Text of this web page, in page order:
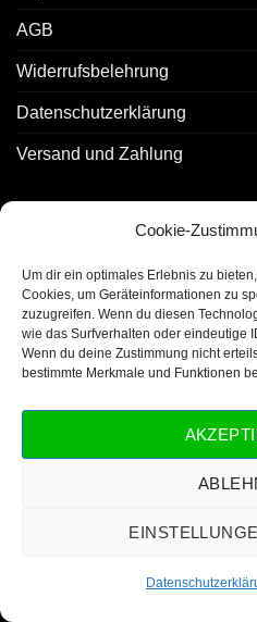
Cookie-
Um dir ein optimales Erlebnis zu
Cookies, um Geräteinformationen zu
zuzugreifen. Wenn du diesen
wie das Surfverhalten oder eindeutige
Wenn du deine Zustimmung nicht
bestimmte Merkmale und Funktionen
AGB
Widerrufsbelehrung
Datenschutzerklärung
Versand und Zahlung
PayPal
IMPRESSUM AGB
DATENSCHUTZERKLÄRUNG